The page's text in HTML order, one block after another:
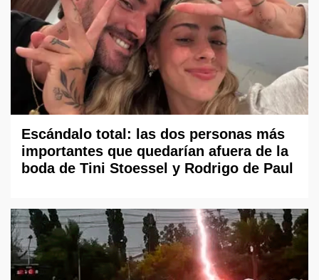
Escándalo total: las dos personas más
importantes que quedarían afuera de la
boda de Tini Stoessel y Rodrigo de Paul